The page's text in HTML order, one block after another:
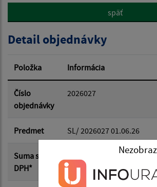
Hľadať v:
Dátum od:
Dátum do:
Suma od:
späť
Detail objednávky
Položka Informácia
Číslo
objednávky
2026027
Predmet SL/ 2026027 01.06.26
Suma s
DPH*